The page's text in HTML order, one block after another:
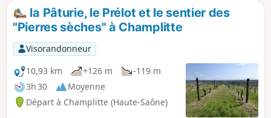
Grand Est à Leffond. C'est une étape de
transition entre ces deux terroirs mais
aussi une étape de transition des
paysages et architecturale. Fini les
villages parés de toits en tuiles
vernissées et de clochers comtois. Vous
faites vos premiers pas en Champagne.
la Pâturie, le Prélot et le sentier des
"Pierres sèches" à Champlitte
Visorandonneur
10,93 km
+126 m
-119 m
3h 30
Moyenne
Départ à Champlitte (Haute-Saône)